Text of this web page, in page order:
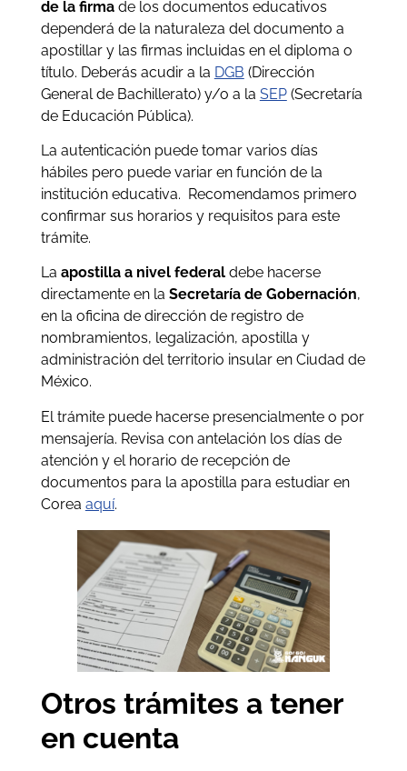
de la firmade los documentos educativos
dependerá de la naturaleza del documento a
apostillar y las firmas incluidas en el diploma o
título. Deberás acudir a la DGB (Dirección
General de Bachillerato) y/o a la SEP(Secretaría
de Educación Pública).
La autenticación puede tomar varios días
hábiles pero puede variar en función de la
institución educativa. Recomendamos primero
confirmar sus horarios y requisitos para este
trámite.
La apostilla a nivel federaldebe hacerse
directamente en la Secretaría de Gobernación,
en la oficina de dirección de registro de
nombramientos, legalización, apostilla y
administración del territorio insular en Ciudad de
México.
El trámite puede hacerse presencialmente o por
mensajería. Revisa con antelación los días de
atención y el horario de recepción de
documentos para la apostilla para estudiar en
Corea aquí.
Otros trámites a tener
en cuenta